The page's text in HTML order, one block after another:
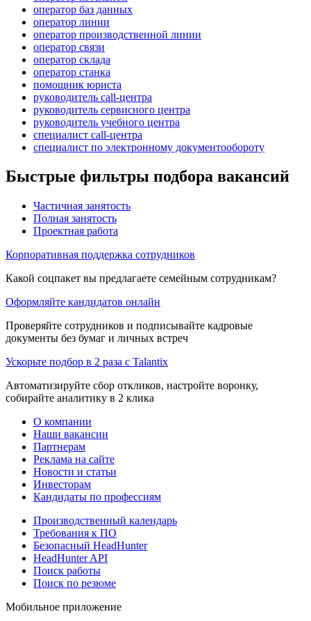
оператор баз данных
оператор линии
оператор производственной линии
оператор связи
оператор склада
оператор станка
помощник юриста
руководитель call-центра
руководитель сервисного центра
руководитель учебного центра
специалист call-центра
специалист по электронному документообороту
Быстрые фильтры подбора вакансий
Частичная занятость
Полная занятость
Проектная работа
Корпоративная поддержка сотрудников
Какой соцпакет вы предлагаете семейным сотрудникам?
Оформляйте кандидатов онлайн
Проверяйте сотрудников и подписывайте кадровые
документы без бумаг и личных встреч
Ускорьте подбор в 2 раза с Talantix
Автоматизируйте сбор откликов, настройте воронку,
собирайте аналитику в 2 клика
О компании
Наши вакансии
Партнерам
Реклама на сайте
Новости и статьи
Инвесторам
Кандидаты по профессиям
Производственный календарь
Требования к ПО
Безопасный HeadHunter
HeadHunter API
Поиск работы
Поиск по резюме
Мобильное приложение